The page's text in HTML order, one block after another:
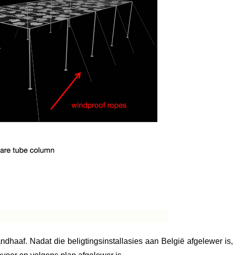
Nadat die beligtingsinstallasies aan België afgelewer is,